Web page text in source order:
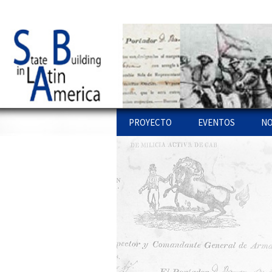
Statebglat
Just another WordPress site
Skip to content
PROYECTO
PROYECTO
ENLACES
EQUIPO
INVESTIGACIONES
EVENTOS
STATE BUILDING
AMERICA:
COLOQUIOS
OTROS
CONFERENCIAS